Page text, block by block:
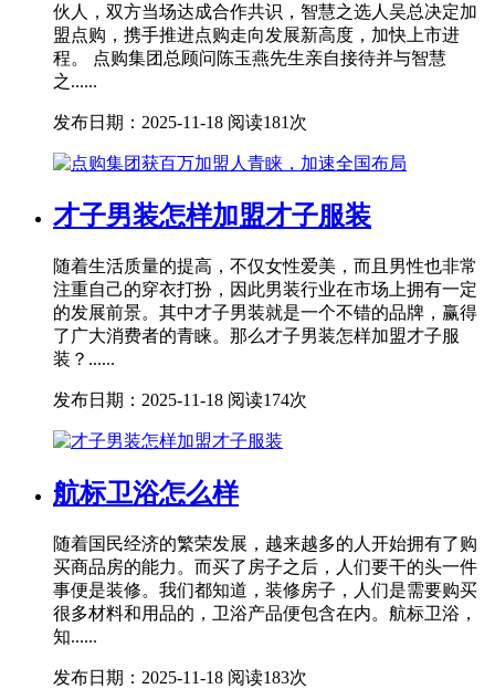
伙人，双方当场达成合作共识，智慧之选人吴总决定加
盟点购，携手推进点购走向发展新高度，加快上市进
程。 点购集团总顾问陈玉燕先生亲自接待并与智慧
之......
发布日期：2025-11-18 阅读181次
才子男装怎样加盟才子服装
随着生活质量的提高，不仅女性爱美，而且男性也非常
注重自己的穿衣打扮，因此男装行业在市场上拥有一定
的发展前景。其中才子男装就是一个不错的品牌，赢得
了广大消费者的青睐。那么才子男装怎样加盟才子服
装？......
发布日期：2025-11-18 阅读174次
航标卫浴怎么样
随着国民经济的繁荣发展，越来越多的人开始拥有了购
买商品房的能力。而买了房子之后，人们要干的头一件
事便是装修。我们都知道，装修房子，人们是需要购买
很多材料和用品的，卫浴产品便包含在内。航标卫浴，
知......
发布日期：2025-11-18 阅读183次